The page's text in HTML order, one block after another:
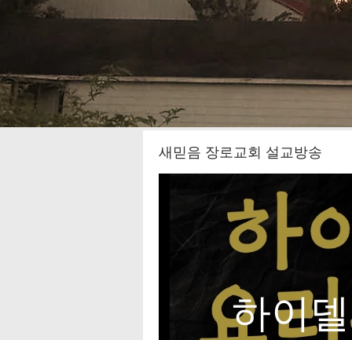
새믿음 장로교회 설교방송
하이